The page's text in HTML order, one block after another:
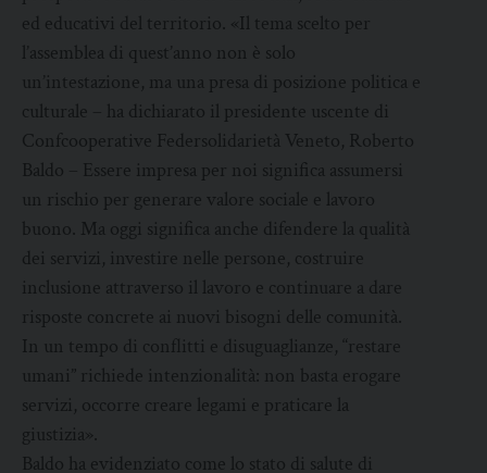
ed educativi del territorio. «Il tema scelto per
l’assemblea di quest’anno non è solo
un’intestazione, ma una presa di posizione politica e
culturale – ha dichiarato il presidente uscente di
Confcooperative Federsolidarietà Veneto, Roberto
Baldo – Essere impresa per noi significa assumersi
un rischio per generare valore sociale e lavoro
buono. Ma oggi significa anche difendere la qualità
dei servizi, investire nelle persone, costruire
inclusione attraverso il lavoro e continuare a dare
risposte concrete ai nuovi bisogni delle comunità.
In un tempo di conflitti e disuguaglianze, “restare
umani” richiede intenzionalità: non basta erogare
servizi, occorre creare legami e praticare la
giustizia».
Baldo ha evidenziato come lo stato di salute di